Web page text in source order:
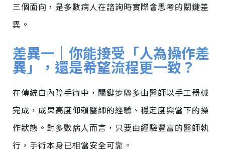
三個面向，是多數病人在諮詢時實際會思考的關鍵差
異。
差異一｜你能接受「人為操作差
異」，還是希望流程更一致？
在傳統白內障手術中，關鍵步驟多由醫師以手工器械
完成，成果高度仰賴醫師的經驗、穩定度與當下的操
作狀態。對多數病人而言，只要由經驗豐富的醫師執
行，手術本身已相當安全可靠。